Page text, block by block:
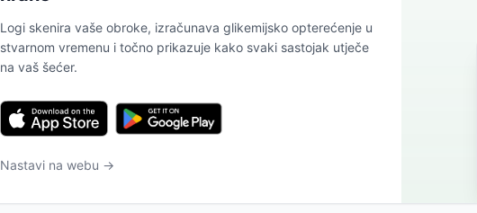
Logi skenira vaše obroke, izračunava glikemijsko opterećenje u
stvarnom vremenu i točno prikazuje kako svaki sastojak utječe
na vaš šećer.
Nastavi na webu →